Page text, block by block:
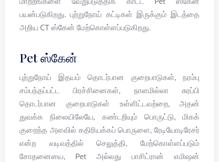
பயன்படுகிறது. புற்றுநோய் கட்டிகள் இருக்கும் இடத்தை
அறிய CT ஸ்கேன் மேற்கொள்ளப்படுகிறது.
Pet ஸ்கேன்
புற்றுநோய் இதயம் தொடர்பான குறைபாடுகள், நரம்பு
சம்பந்தப்பட்ட பிரச்சினைகள், நாளமில்லா சுரப்பி
தொடர்பான குறைபாடுகள் உள்ளிட்டவற்றை, அதன்
துவக்க நிலையிலேயே, கண்டறியும் பொருட்டு, மிகக்
குறைந்த அளவில் கதிரியக்கப் பொருளை, ரேடியோடிரேசர்
என்ற வடிவத்தில் செலுத்தி, மேற்கொள்ளப்படும்
சோதனையை, Pet அல்லது பாசிட்ரான் எமிஷன்